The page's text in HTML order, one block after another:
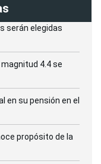
serán elegidas
4.4 se
en su pensión en el
propósito de la